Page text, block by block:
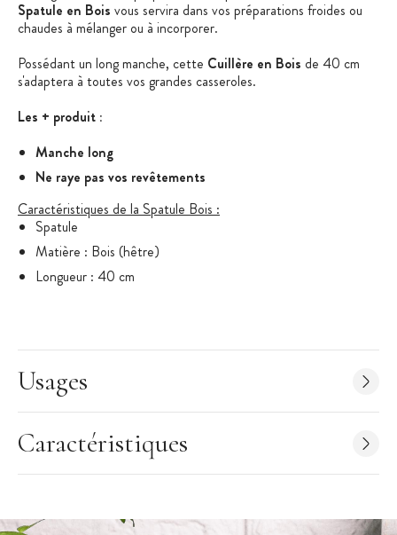
Spatule en Bois vous servira dans vos préparations froides ou
chaudes à mélanger ou à incorporer.
Possédant un long manche, cette Cuillère en Bois de 40 cm
s'adaptera à toutes vos grandes casseroles.
Les + produit :
Manche long
Ne raye pas vos revêtements
Caractéristiques de la Spatule Bois :
Spatule
Matière : Bois (hêtre)
Longueur : 40 cm
Usages
Caractéristiques